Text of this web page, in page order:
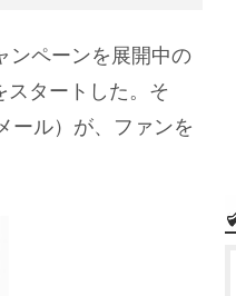
ンペーンを展開中の
スタートした。そ
ール）が、ファンを